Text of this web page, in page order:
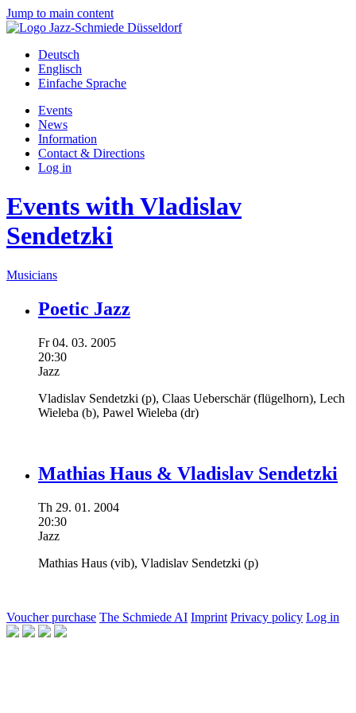
Jump to main content
Deutsch
Englisch
Einfache Sprache
Events
News
Information
Contact & Directions
Log in
Events with Vladislav
Sendetzki
Musicians
Poetic Jazz
Fr 04. 03. 2005
20:30
Jazz
Vladislav Sendetzki (p), Claas Ueberschär(flügelhorn), Lech
Wieleba (b), Pawel Wieleba (dr)
Mathias Haus & Vladislav Sendetzki
Th 29. 01. 2004
20:30
Jazz
Mathias Haus (vib), Vladislav Sendetzki (p)
Voucher purchase The Schmiede AI Imprint Privacy policy Log in